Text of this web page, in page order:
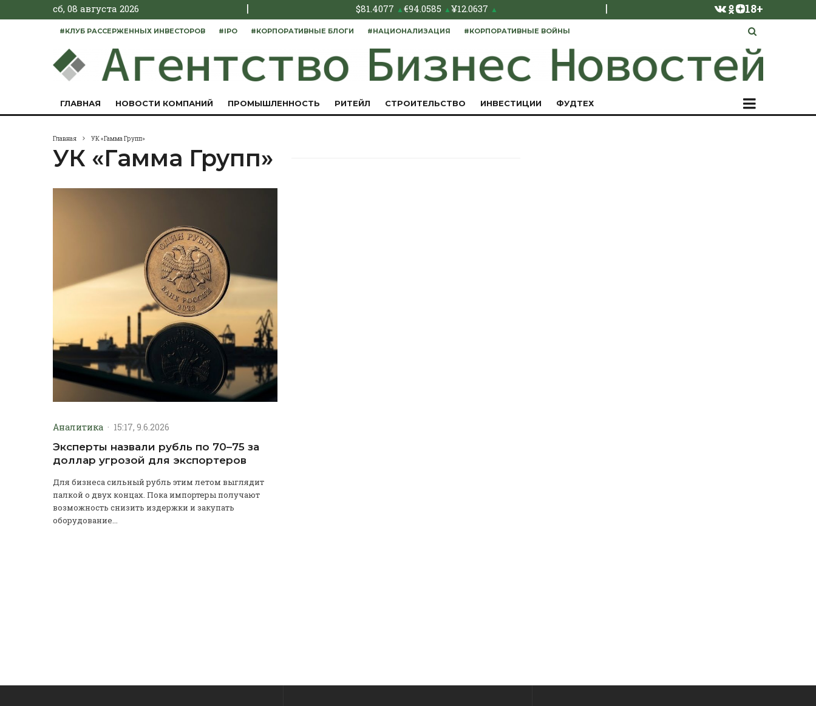
сб, 08 августа 2026 | $81.4077 ▲€94.0585 ▲¥12.0637 ▲ | 18+
#КЛУБ РАССЕРЖЕННЫХ ИНВЕСТОРОВ #IPO #КОРПОРАТИВНЫЕ БЛОГИ #НАЦИОНАЛИЗАЦИЯ #КОРПОРАТИВНЫЕ ВОЙНЫ
ГЛАВНАЯ НОВОСТИ КОМПАНИЙ ПРОМЫШЛЕННОСТЬ РИТЕЙЛ СТРОИТЕЛЬСТВО ИНВЕСТИЦИИ ФУДТЕХ
Главная УК «Гамма Групп»
УК «Гамма Групп»
Аналитика · 15:17, 9.6.2026
Эксперты назвали рубль по 70–75 за
доллар угрозой для экспортеров
Для бизнеса сильный рубль этим летом выглядит
палкой о двух концах. Пока импортеры получают
возможность снизить издержки и закупать
оборудование...